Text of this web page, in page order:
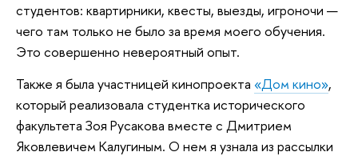
студентов: квартирники, квесты, выезды, игроночи —
чего там только не было за время моего обучения.
Это совершенно невероятный опыт.
Также я была участницей кинопроекта «Дом кино»,
который реализовала студентка исторического
факультета Зоя Русакова вместе с Дмитрием
Яковлевичем Калугиным. О нем я узнала из рассылки